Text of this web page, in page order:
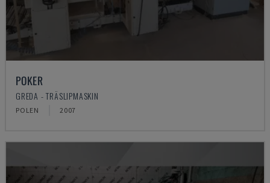
POKER
GREDA - TRÄSLIPMASKIN
POLEN 2007